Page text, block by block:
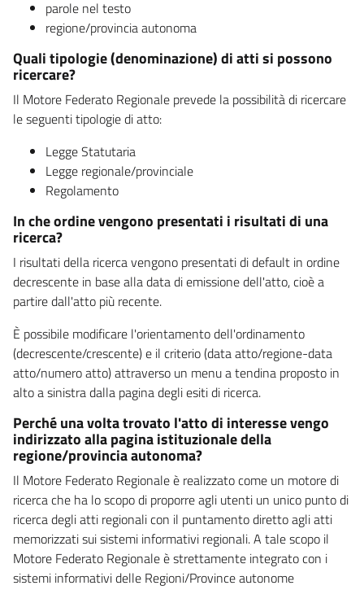
parole nel testo
regione/provincia autonoma
Quali tipologie (denominazione) di atti si possono
ricercare?
Il Motore Federato Regionale prevede la possibilità di ricercare
le seguenti tipologie di atto:
Legge Statutaria
Legge regionale/provinciale
Regolamento
In che ordine vengono presentati i risultati di una
ricerca?
I risultati della ricerca vengono presentati di default in ordine
decrescente in base alla data di emissione dell'atto, cioè a
partire dall'atto più recente.
È possibile modificare l'orientamento dell'ordinamento
(decrescente/crescente) e il criterio (data atto/regione-data
atto/numero atto) attraverso un menu a tendina proposto in
alto a sinistra dalla pagina degli esiti di ricerca.
Perché una volta trovato l'atto di interesse vengo
indirizzato alla pagina istituzionale della
regione/provincia autonoma?
Il Motore Federato Regionale è realizzato come un motore di
ricerca che ha lo scopo di proporre agli utenti un unico punto di
ricerca degli atti regionali con il puntamento diretto agli atti
memorizzati sui sistemi informativi regionali. A tale scopo il
Motore Federato Regionale è strettamente integrato con i
sistemi informativi delle Regioni/Province autonome